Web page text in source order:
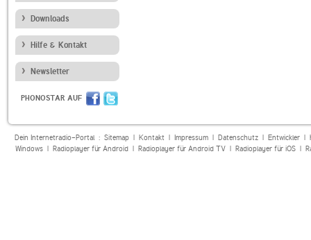
Downloads
Hilfe & Kontakt
Newsletter
PHONOSTAR AUF
Dein Internetradio-Portal : Sitemap| Kontakt| Impressum| Datenschutz| Entwickler|
Windows| Radioplayer für Android| Radioplayer für Android TV| Radioplayer für iOS|